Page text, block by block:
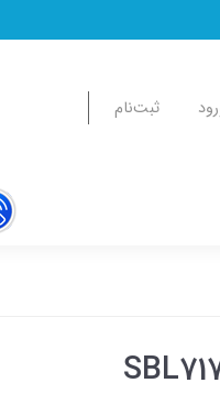
ثبت‌نام